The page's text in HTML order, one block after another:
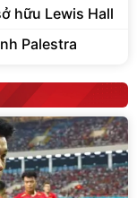
hữu Lewis Hall
Palestra